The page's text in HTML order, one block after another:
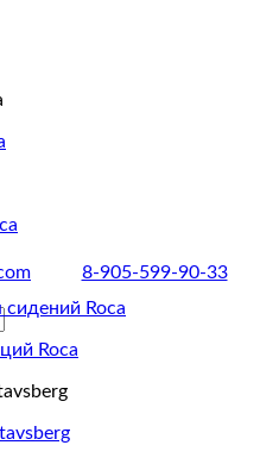
8-905-599-90-33
Roca
Roca